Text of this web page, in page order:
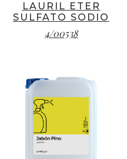
LAURIL ETER
SULFATO SODIO
4/00538